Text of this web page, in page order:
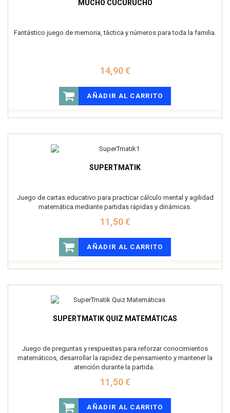
MUCHO CUCURUCHO
Fantástico juego de memoria, táctica y números para toda la familia.
14,90 €
AÑADIR AL CARRITO
SUPERTMATIK
Juego de cartas educativo para practicar cálculo mental y agilidad
matemática mediante partidas rápidas y dinámicas.
11,50 €
AÑADIR AL CARRITO
SUPERTMATIK QUIZ MATEMÁTICAS
Juego de preguntas y respuestas para reforzar conocimientos
matemáticos, desarrollar la rapidez de pensamiento y mantener la
atención durante la partida.
11,50 €
AÑADIR AL CARRITO